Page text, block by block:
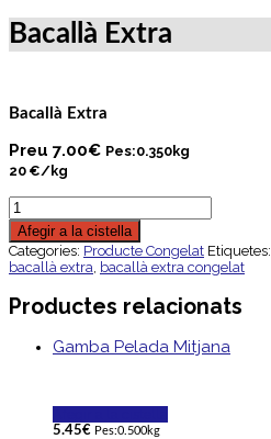
Bacallà Extra
Bacallà Extra
Preu 7.00€ Pes:0.350kg
20 €/kg
Afegir a la cistella
Categories: Producte Congelat Etiquetes:
bacallà extra, bacallà extra congelat
Productes relacionats
Gamba Pelada Mitjana
5.45€ Pes:0.500kg